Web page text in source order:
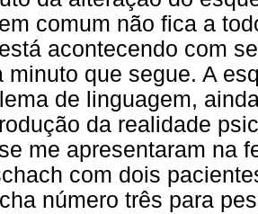
comum não fica a
acontecendo com
minuto que segue. A
de linguagem,
da realidade
me apresentaram na
com dois
número três para